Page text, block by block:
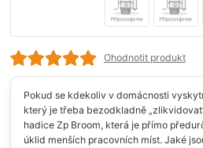
Ohodnotit produkt
Pokud se kdekoliv v domácnosti
který je třeba bezodkladně
hadice Zp Broom, která je přímo
úklid menších pracovních míst. Jaké